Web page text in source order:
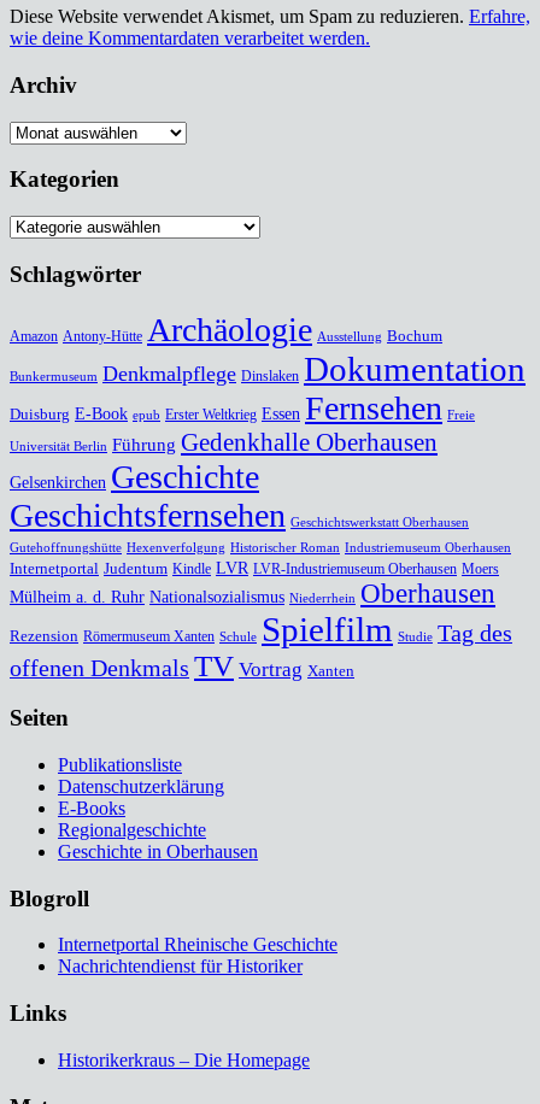
Diese Website verwendet Akismet, um Spam zu reduzieren. Erfahre,
wie deine Kommentardaten verarbeitet werden.
Archiv
Archiv
Kategorien
Kategorien
Schlagwörter
Amazon Antony-Hütte Archäologie Ausstellung Bochum
Bunkermuseum Denkmalpflege Dinslaken Dokumentation
Duisburg E-Book epub Erster Weltkrieg Essen Fernsehen Freie
Universität Berlin Führung Gedenkhalle Oberhausen
Gelsenkirchen Geschichte
Geschichtsfernsehen Geschichtswerkstatt Oberhausen
Gutehoffnungshütte Hexenverfolgung Historischer Roman Industriemuseum Oberhausen
Internetportal Judentum Kindle LVR LVR-Industriemuseum Oberhausen Moers
Mülheim a. d. Ruhr Nationalsozialismus Niederrhein Oberhausen
Rezension Römermuseum Xanten Schule Spielfilm Studie Tag des
offenen Denkmals TV Vortrag Xanten
Seiten
Publikationsliste
Datenschutzerklärung
E-Books
Regionalgeschichte
Geschichte in Oberhausen
Blogroll
Internetportal Rheinische Geschichte
Nachrichtendienst für Historiker
Links
Historikerkraus – Die Homepage